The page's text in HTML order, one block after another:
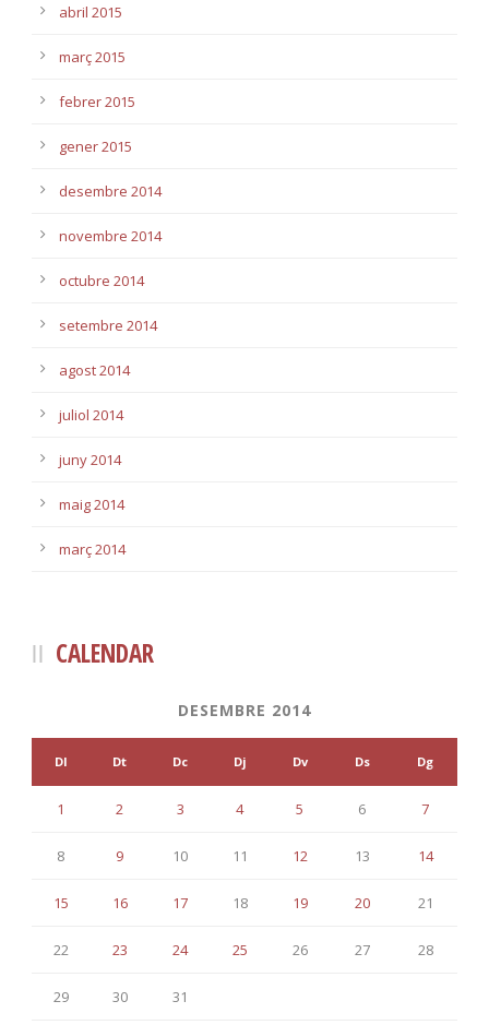
abril 2015
març 2015
febrer 2015
gener 2015
desembre 2014
novembre 2014
octubre 2014
setembre 2014
agost 2014
juliol 2014
juny 2014
maig 2014
març 2014
CALENDAR
DESEMBRE 2014
Dl Dt Dc Dj Dv Ds Dg
1 2 3 4 5 6 7
8 9 10 11 12 13 14
15 16 17 18 19 20 21
22 23 24 25 26 27 28
29 30
31